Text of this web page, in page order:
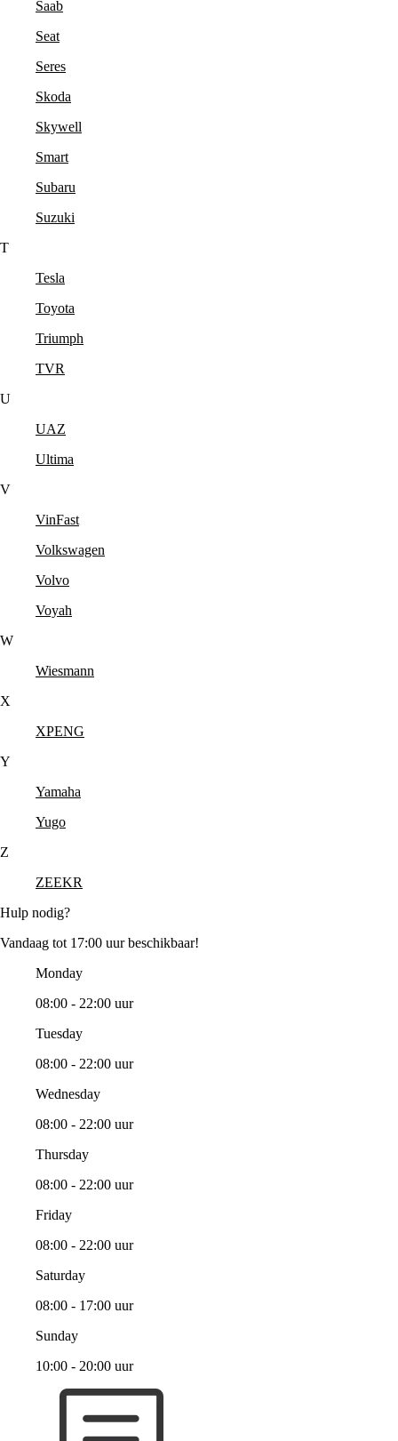
Saab
Seat
Seres
Skoda
Skywell
Smart
Subaru
Suzuki
T
Tesla
Toyota
Triumph
TVR
U
UAZ
Ultima
V
VinFast
Volkswagen
Volvo
Voyah
W
Wiesmann
X
XPENG
Y
Yamaha
Yugo
Z
ZEEKR
Hulp nodig?
Vandaag tot 17:00 uur beschikbaar!
Monday
08:00 - 22:00 uur
Tuesday
08:00 - 22:00 uur
Wednesday
08:00 - 22:00 uur
Thursday
08:00 - 22:00 uur
Friday
08:00 - 22:00 uur
Saturday
08:00 - 17:00 uur
Sunday
10:00 - 20:00 uur